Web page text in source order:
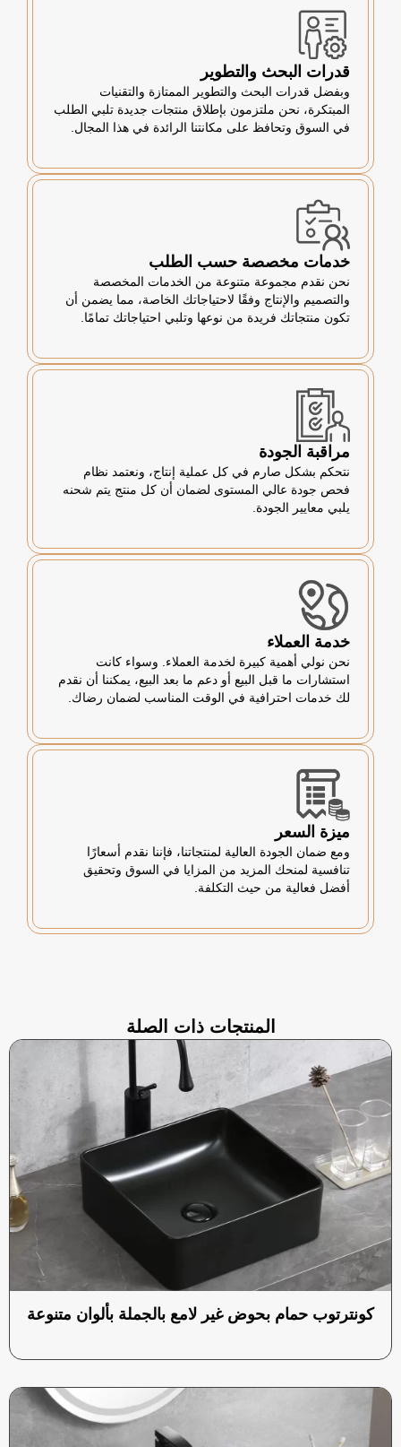
قدرات البحث والتطوير
وبفضل قدرات البحث والتطوير الممتازة والتقنيات
المبتكرة، نحن ملتزمون بإطلاق منتجات جديدة تلبي الطلب
في السوق وتحافظ على مكانتنا الرائدة في هذا المجال.
خدمات مخصصة حسب الطلب
نحن نقدم مجموعة متنوعة من الخدمات المخصصة
والتصميم والإنتاج وفقًا لاحتياجاتك الخاصة، مما يضمن أن
تكون منتجاتك فريدة من نوعها وتلبي احتياجاتك تمامًا.
مراقبة الجودة
نتحكم بشكل صارم في كل عملية إنتاج، ونعتمد نظام
فحص جودة عالي المستوى لضمان أن كل منتج يتم شحنه
يلبي معايير الجودة.
خدمة العملاء
نحن نولي أهمية كبيرة لخدمة العملاء. وسواء كانت
استشارات ما قبل البيع أو دعم ما بعد البيع، يمكننا أن نقدم
لك خدمات احترافية في الوقت المناسب لضمان رضاك.
ميزة السعر
ومع ضمان الجودة العالية لمنتجاتنا، فإننا نقدم أسعارًا
تنافسية لمنحك المزيد من المزايا في السوق وتحقيق
أفضل فعالية من حيث التكلفة.
المنتجات ذات الصلة
كونترتوب حمام بحوض غير لامع بالجملة بألوان متنوعة